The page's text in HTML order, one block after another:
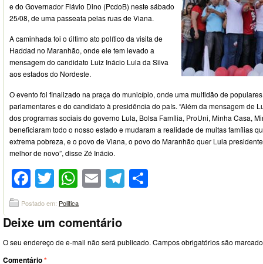
e do Governador Flávio Dino (PcdoB) neste sábado
25/08, de uma passeata pelas ruas de Viana.
A caminhada foi o último ato político da visita de
Haddad no Maranhão, onde ele tem levado a
mensagem do candidato Luiz Inácio Lula da Silva
aos estados do Nordeste.
O evento foi finalizado na praça do município, onde uma multidão de
parlamentares e do candidato à presidência do país. “Além da mensagem de
dos programas sociais do governo Lula, Bolsa Família, ProUni, Minha Casa,
beneficiaram todo o nosso estado e mudaram a realidade de muitas famílias
extrema pobreza, e o povo de Viana, o povo do Maranhão quer Lula
melhor de novo”, disse Zé Inácio.
Facebook
Twitter
WhatsApp
EmailTelegram
Postado em: Politica
Deixe um comentário
O seu endereço de e-mail não será publicado. Campos obrigatórios são
Comentário*